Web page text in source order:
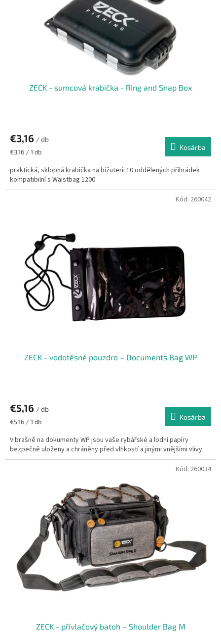
ZECK - sumcová krabička - Ring and Snap Box
€3,16 / db
Egységár:
€3,16 / 1 db
Kosárba
praktická, sklopná krabička na bižuterii 10 oddělených přihrádek
kompatibilní s Waistbag 1200
ZECK - vodotěsné pouzdro – Documents Bag WP
€5,16 / db
Egységár:
€5,16 / 1 db
Kosárba
V brašně na dokumenty WP jsou vaše rybářské a lodní papíry
bezpečně uloženy a chráněny před vlhkostí a jinými vnějšími vlivy.
Kód: 260042
ZECK - přívlačový batoh – Shoulder Bag M
Kód: 260034